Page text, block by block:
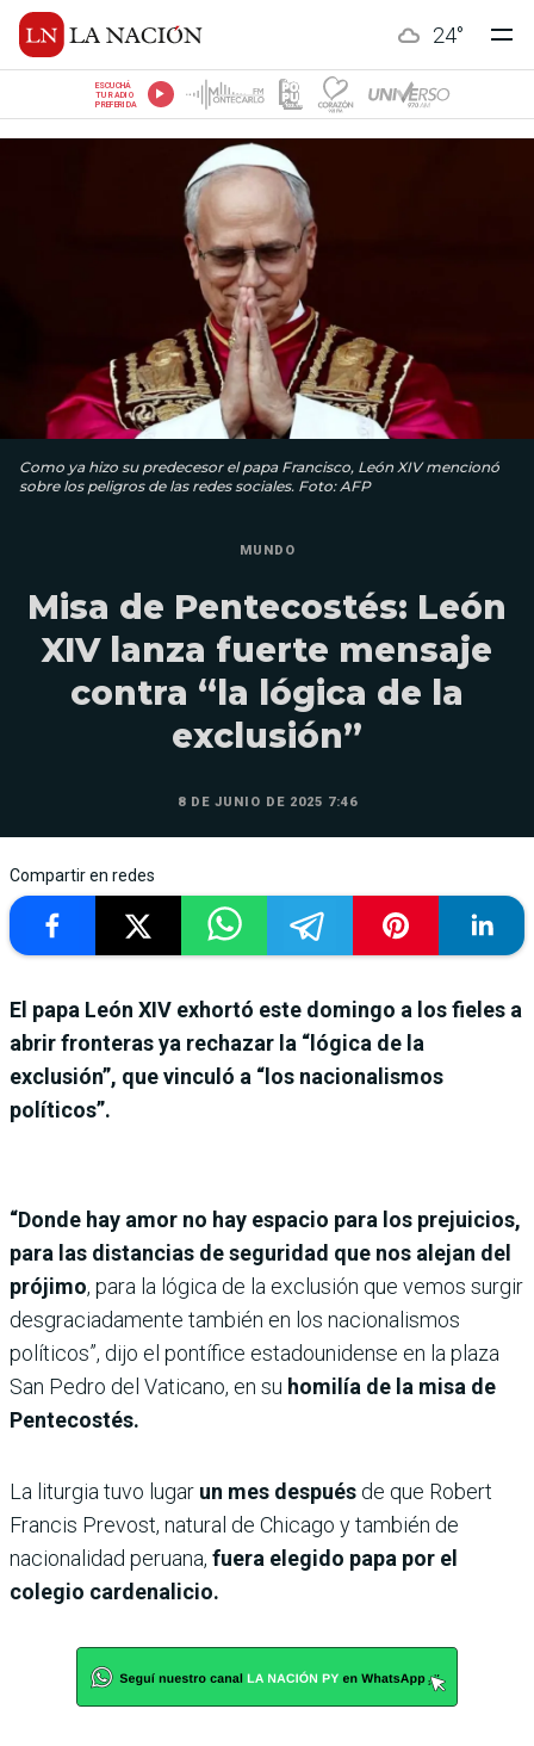
24°
ESCUCHÁ
TU RADIO
PREFERIDA
Como ya hizo su predecesor el papa Francisco, León XIV mencionó
sobre los peligros de las redes sociales. Foto: AFP
MUNDO
Misa de Pentecostés: León
XIV lanza fuerte mensaje
contra “la lógica de la
exclusión”
8 DE JUNIO DE 2025 7:46
Compartir en redes
El papa León XIV exhortó este domingo a los fieles a
abrir fronteras ya rechazar la “lógica de la
exclusión”, que vinculó a “los nacionalismos
políticos”.
“Donde hay amor no hay espacio para los prejuicios,
para las distancias de seguridad que nos alejan del
prójimo, para la lógica de la exclusión que vemos surgir
desgraciadamente también en los nacionalismos
políticos”, dijo el pontífice estadounidense en la plaza
San Pedro del Vaticano, en su homilía de la misa de
Pentecostés.
La liturgia tuvo lugar un mes después de que Robert
Francis Prevost, natural de Chicago y también de
nacionalidad peruana, fuera elegido papa por el
colegio cardenalicio.